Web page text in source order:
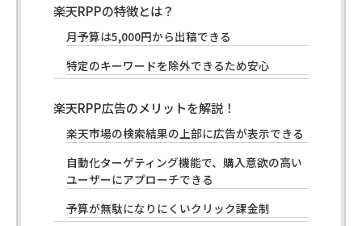
楽天RPPの特徴とは？
月予算は5,000円から出稿できる
特定のキーワードを除外できるため安心
楽天RPP広告のメリットを解説！
楽天市場の検索結果の上部に広告が表示できる
自動化ターゲティング機能で、購入意欲の高い
ユーザーにアプローチできる
予算が無駄になりにくいクリック課金制